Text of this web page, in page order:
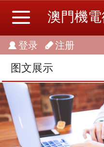
澳門機
登录 注册
图文展示